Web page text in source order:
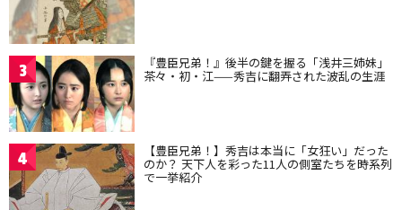
3 『豊臣兄弟！』後半の鍵を握る「浅井三姉妹」
茶々・初・江——秀吉に翻弄された波乱の生涯
4 【豊臣兄弟！】秀吉は本当に「女狂い」だった
のか？ 天下人を彩った11人の側室たちを時系列
で一挙紹介